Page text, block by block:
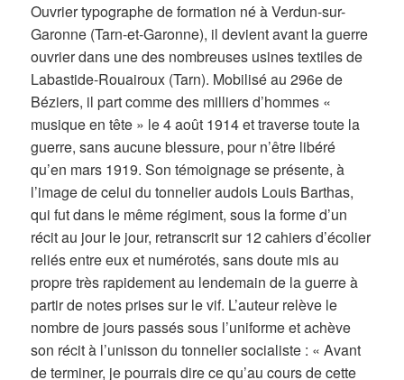
Ouvrier typographe de formation né à Verdun-sur-
Garonne (Tarn-et-Garonne), il devient avant la guerre
ouvrier dans une des nombreuses usines textiles de
Labastide-Rouairoux (Tarn). Mobilisé au 296e de
Béziers, il part comme des milliers d’hommes «
musique en tête » le 4 août 1914 et traverse toute la
guerre, sans aucune blessure, pour n’être libéré
qu’en mars 1919. Son témoignage se présente, à
l’image de celui du tonnelier audois Louis Barthas,
qui fut dans le même régiment, sous la forme d’un
récit au jour le jour, retranscrit sur 12 cahiers d’écolier
reliés entre eux et numérotés, sans doute mis au
propre très rapidement au lendemain de la guerre à
partir de notes prises sur le vif. L’auteur relève le
nombre de jours passés sous l’uniforme et achève
son récit à l’unisson du tonnelier socialiste : « Avant
de terminer, je pourrais dire ce qu’au cours de cette